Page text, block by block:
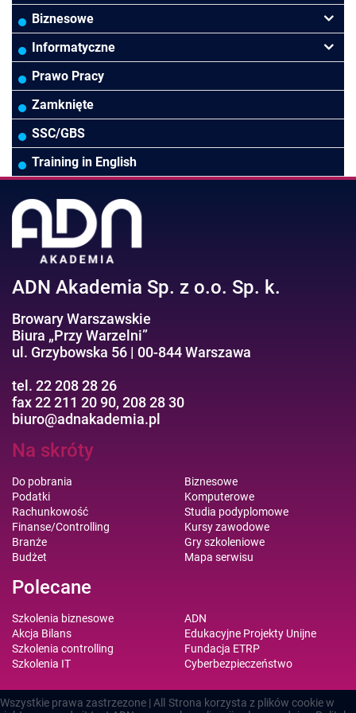
Finanse
Controlling
Rady Nadzorcze/Zarząd
Biura rachunkowe
Budownictwo/Deweloperka
HoReCa
TSL
Ubezpieczenia
Wodociągi/Kanalizacja
Pozostałe branże
Rachunkowość Budżetowa
Kadry i płace
Prawo
Podatki
Pozostałe
Biznesowe
Przywództwo/Zarządzanie
Zarządzanie projektami/Procesami
HR/Zarządzanie Kapitałem Ludzkim
Prawo pracy
Asystentka/Sekretarka
Efektywność osobista//Wellbeing
Informatyczne
MS Excel/Makra/VBA
Online Power BI/Power Query/Dashboardy
MS 365/SharePoint/Bazy danych
MS Project/Word/PowerPoint
Prawo Pracy
Zamknięte
SSC/GBS
Training in English
ADN Akademia Sp. z o.o. Sp. k.
Browary Warszawskie
Biura „Przy Warzelni”
ul. Grzybowska 56 | 00-844 Warszawa
tel. 22 208 28 26
fax 22 211 20 90, 208 28 30
biuro@adnakademia.pl
Na skróty
Do pobrania
Podatki
Rachunkowość
Finanse/Controlling
Branże
Budżet
Biznesowe
Komputerowe
Studia podyplomowe
Kursy zawodowe
Gry szkoleniowe
Mapa serwisu
Polecane
Szkolenia biznesowe
Akcja Bilans
Szkolenia controlling
Szkolenia IT
ADN
Edukacyjne Projekty Unijne
Fundacja ETRP
Cyberbezpieczeństwo
Wszystkie prawa zastrzezone | All
Strona korzysta z plików cookie w